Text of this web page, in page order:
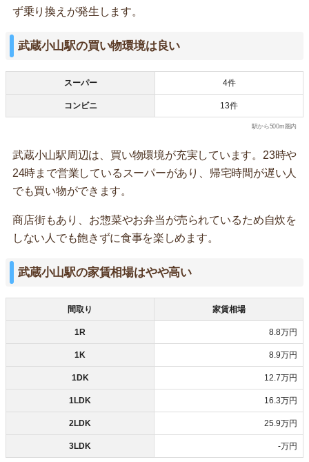
ず乗り換えが発生します。
武蔵小山駅の買い物環境は良い
スーパー 4件
コンビニ 13件
駅から500m圏内
武蔵小山駅周辺は、買い物環境が充実しています。23時や
24時まで営業しているスーパーがあり、帰宅時間が遅い人
でも買い物ができます。
商店街もあり、お惣菜やお弁当が売られているため自炊を
しない人でも飽きずに食事を楽しめます。
武蔵小山駅の家賃相場はやや高い
間取り 家賃相場
1R 8.8万円
1K 8.9万円
1DK 12.7万円
1LDK 16.3万円
2LDK 25.9万円
3LDK -万円